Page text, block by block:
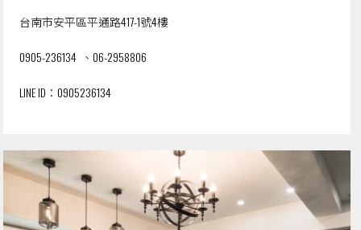
台南市安平區平通路417-1號4樓
0905-236134 、 06-2958806
LINE ID： 0905236134